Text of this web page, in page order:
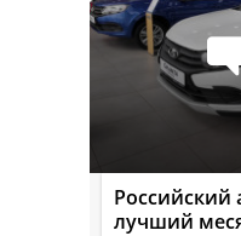
Российский
лучший